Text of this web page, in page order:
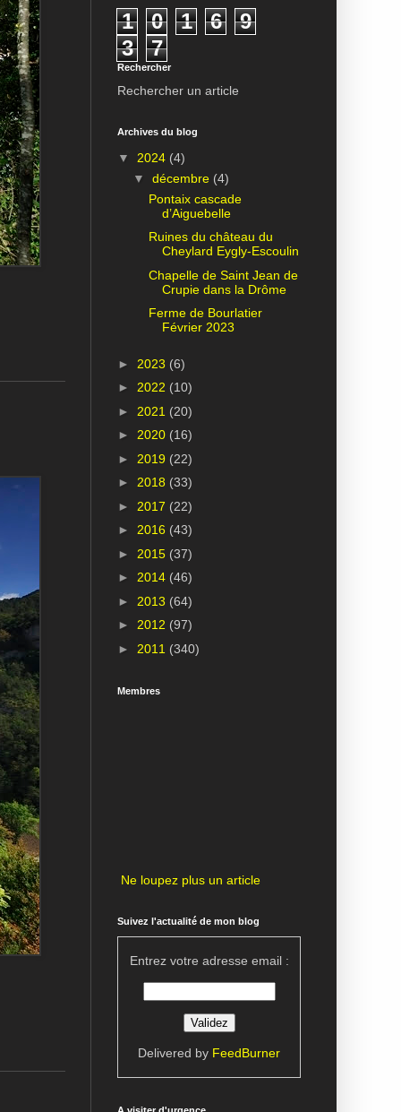
1 0 1 6
9
3
7
Rechercher
Rechercher un article
Archives du blog
▼ 2024 (4)
▼ décembre (4)
Pontaix cascade
d’Aiguebelle
Ruines du château du
Cheylard Eygly-Escoulin
Chapelle de Saint Jean de
Crupie dans la Drôme
Ferme de Bourlatier
Février 2023
► 2023 (6)
► 2022 (10)
► 2021 (20)
► 2020 (16)
► 2019 (22)
► 2018 (33)
► 2017 (22)
► 2016 (43)
► 2015 (37)
► 2014 (46)
► 2013 (64)
► 2012 (97)
► 2011 (340)
Membres
Ne loupez plus un article
Suivez l'actualité de mon blog
Entrez votre adresse email :
Delivered by FeedBurner